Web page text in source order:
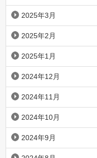
2025年3月
2025年2月
2025年1月
2024年12月
2024年11月
2024年10月
2024年9月